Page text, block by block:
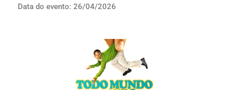
Data do evento: 26/04/2026